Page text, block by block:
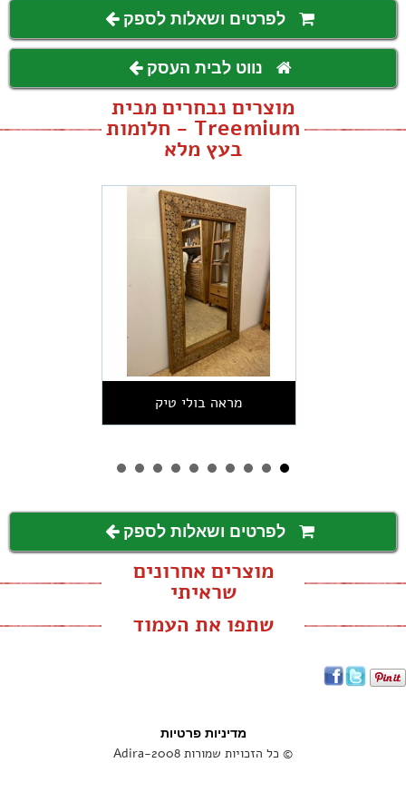
לפרטים ושאלות לספק
נווט לבית העסק
מוצרים נבחרים מבית
Treemium - חלומות
בעץ מלא
מראה בולי טיק
לפרטים ושאלות לספק
מוצרים אחרונים
שראיתי
שתפו את העמוד
מדיניות פרטיות
© כל הזכויות שמורות Adira-2008